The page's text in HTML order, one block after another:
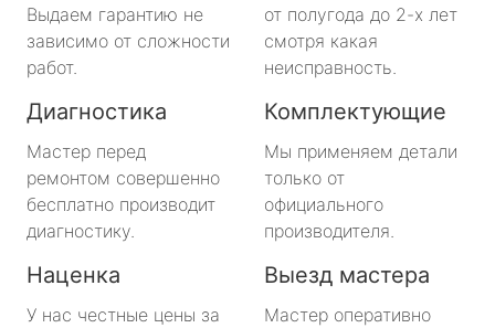
Выдаем гарантию не
зависимо от сложности
работ.
от полугода до 2-х лет
смотря какая
неисправность.
Диагностика
Мастер перед
ремонтом совершенно
бесплатно производит
диагностику.
Комплектующие
Мы применяем детали
только от
официального
производителя.
Наценка
У нас честные цены за
Выезд мастера
Мастер оперативно